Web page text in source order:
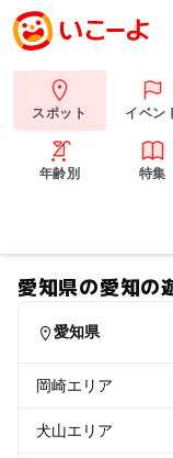
スポット イベン
年齢別 特集
愛知県の愛知の
愛知県
岡崎エリア
犬山エリア